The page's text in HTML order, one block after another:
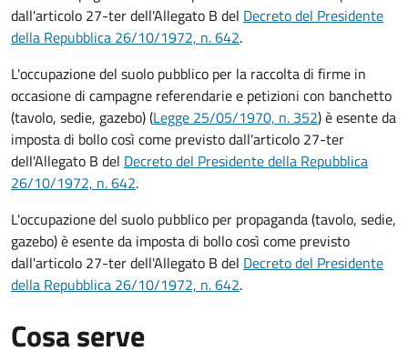
dall'articolo 27-ter dell'Allegato B del Decreto del Presidente
della Repubblica 26/10/1972, n. 642.
L'occupazione del suolo pubblico per la raccolta di firme in
occasione di campagne referendarie e petizioni con banchetto
(tavolo, sedie, gazebo) (Legge 25/05/1970, n. 352) è esente da
imposta di bollo così come previsto dall'articolo 27-ter
dell'Allegato B del Decreto del Presidente della Repubblica
26/10/1972, n. 642.
L'occupazione del suolo pubblico per propaganda (tavolo, sedie,
gazebo) è esente da imposta di bollo così come previsto
dall'articolo 27-ter dell'Allegato B del Decreto del Presidente
della Repubblica 26/10/1972, n. 642.
Cosa serve